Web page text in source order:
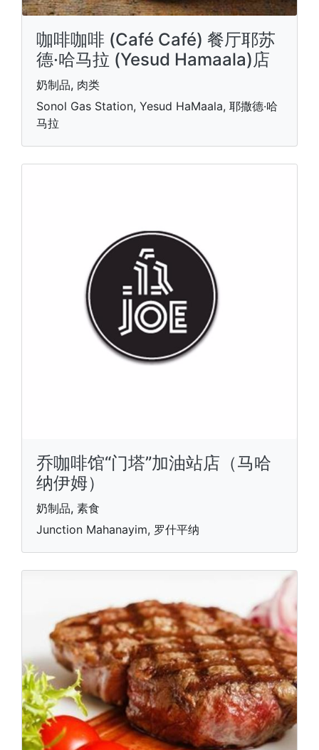
咖啡咖啡 (Café Café) 餐厅耶苏
德·哈马拉 (Yesud Hamaala)店
奶制品, 肉类
Sonol Gas Station, Yesud HaMaala, 耶撒德·哈
马拉
乔咖啡馆“门塔”加油站店（马哈
纳伊姆）
奶制品, 素食
Junction Mahanayim, 罗什平纳